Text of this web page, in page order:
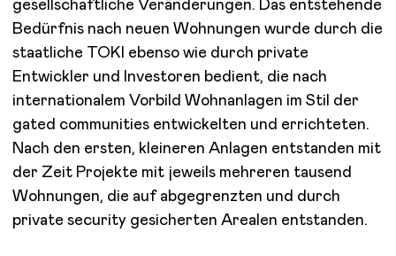
gesellschaftliche Veränderungen. Das entstehende
Bedürfnis nach neuen Wohnungen wurde durch die
staatliche TOKI ebenso wie durch private
Entwickler und Investoren bedient, die nach
internationalem Vorbild Wohnanlagen im Stil der
gated communities entwickelten und errichteten.
Nach den ersten, kleineren Anlagen entstanden mit
der Zeit Projekte mit jeweils mehreren tausend
Wohnungen, die auf abgegrenzten und durch
private security gesicherten Arealen entstanden.